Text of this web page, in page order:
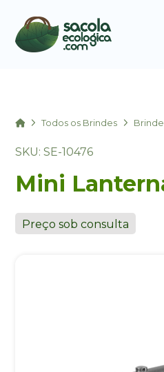
HomeTodos os Brindes
SKU: SE-10476
Mini
Preço sob consulta
Eu concordo em